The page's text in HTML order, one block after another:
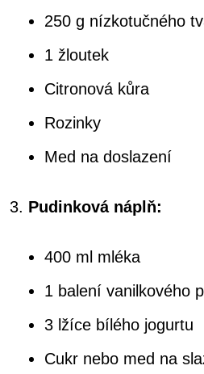
250 g nízkotučného
1 žloutek
Citronová kůra
Rozinky
Med na doslazení
Pudinková náplň:
400 ml mléka
1 balení vanilkového
3 lžíce bílého jogurtu
Cukr nebo med na